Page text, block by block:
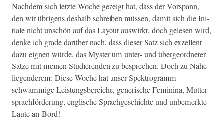
Nach­dem sich let­zte Woche gezeigt hat, dass der Vorspann,
den wir übri­gens deshalb schreiben müssen, damit sich die Ini­
tiale nicht unschön auf das Lay­out auswirkt, doch gele­sen wird,
denke ich grade darüber nach, dass dieser Satz sich exzel­lent
dazu eignen würde, das Mys­teri­um unter- und über­ge­ord­neter
Sätze mit meinen Studieren­den zu besprechen. Doch zu Nahe­
liegen­derem: Diese Woche hat unser Spek­tro­gramm
schwammige Leis­tungs­bere­iche, gener­ische Fem­i­ni­na, Mut­ter­
sprach­förderung, englis­che Sprachgeschichte und unbe­merk­te
Laute an Bord!